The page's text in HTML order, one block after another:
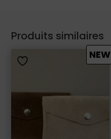
Produits similaires
NEW